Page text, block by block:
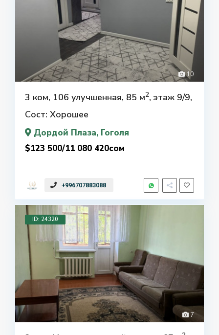
10
3 ком, 106 улучшенная, 85 м2, этаж 9/9,
Сост: Хорошее
Дордой Плаза, Гоголя
$123 500/11 080 420сом
+996707883088
7
ID: 24320